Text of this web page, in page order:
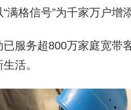
满格信号”为千家万户增
务超800万家庭宽带
活。